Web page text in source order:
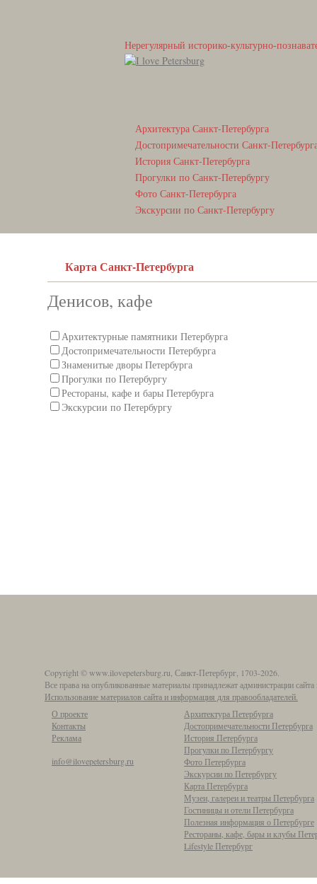
Нерегулярный историко-культурно-
Архитектура Санкт-Петербурга
Достопримечательности Санкт-
История Санкт-Петербурга
Прогулки по Санкт-Петербургу
Фото Санкт-Петербурга
Экскурсии по Санкт-Петербургу
Карта Санкт-Петербурга
Денисов, кафе
Архитектурные памятники Петербурга
Достопримечательности Петербурга
Знаменитые дворы Петербурга
Прогулки по Петербургу
Рестораны, кафе и бары Петербурга
Экскурсии по Петербургу
Copyright © www.ilovepetersburg.ru, Санкт-Петербург, 1703-2026.
Все права на опубликованные материалы принадлежат администрации
Использование материалов сайта и информация для правообладателей.
О проекте
Контакты
Реклама
info@ilovepetersburg.ru
Архитектура Петербурга
Достопримечательности Петербурга
История Петербурга
Прогулки по Петербургу
Фото Петербурга
Экскурсии по Петербургу
Карта Петербурга
Музеи, галереи и театры Петербурга
Гостиницы и отели Петербурга
Полезная информация о Петербурге
Рестораны, кафе, бары и клубы
Lifestyle Петербург